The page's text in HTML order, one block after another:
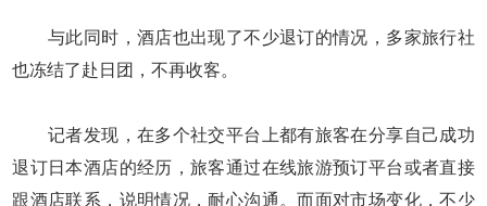
与此同时，酒店也出现了不少退订的情况，多家旅行社
也冻结了赴日团，不再收客。
记者发现，在多个社交平台上都有旅客在分享自己成功
退订日本酒店的经历，旅客通过在线旅游预订平台或者直接
跟酒店联系，说明情况，耐心沟通。而面对市场变化，不少